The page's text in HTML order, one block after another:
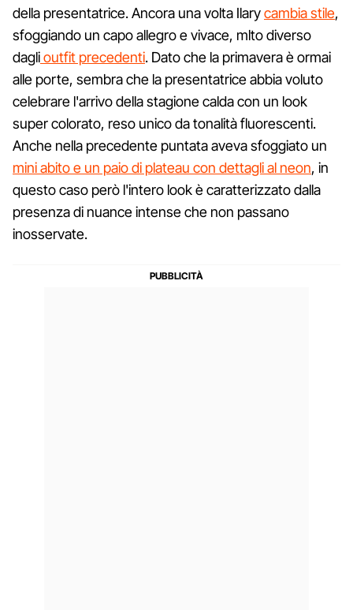
della presentatrice. Ancora una volta Ilarycambia stile,
sfoggiando un capo allegro e vivace, mlto diverso
daglioutfit precedenti. Dato che la primavera è ormai
alle porte, sembra che la presentatrice abbia voluto
celebrare l'arrivo della stagione calda con un look
super colorato, reso unico da tonalità fluorescenti.
Anche nella precedente puntata aveva sfoggiato un
mini abito e un paio di plateau con dettagli al neon, in
questo caso però l'intero look è caratterizzato dalla
presenza di nuance intense che non passano
inosservate.